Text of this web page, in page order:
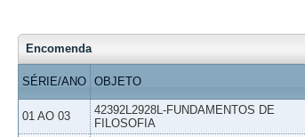
Encomenda
SÉRIE/ANO OBJETO
01 AO 03
42392L2928L-FUNDAMENTOS DE
FILOSOFIA